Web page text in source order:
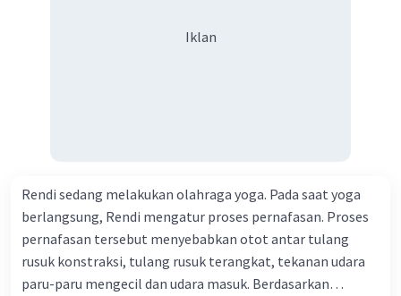
Iklan
Rendi sedang melakukan olahraga yoga. Pada saat yoga
berlangsung, Rendi mengatur proses pernafasan. Proses
pernafasan tersebut menyebabkan otot antar tulang
rusuk konstraksi, tulang rusuk terangkat, tekanan udara
paru-paru mengecil dan udara masuk. Berdasarkan